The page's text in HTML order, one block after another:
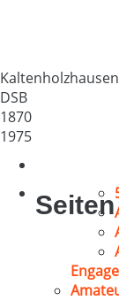
Kaltenholzhausen
DSB
1870
1975
Seiten